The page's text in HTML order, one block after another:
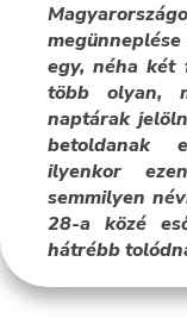
egy, néha két
több olyan,
naptárak
betoldanak
ilyenkor
semmilyen
28-a közé
hátrébb